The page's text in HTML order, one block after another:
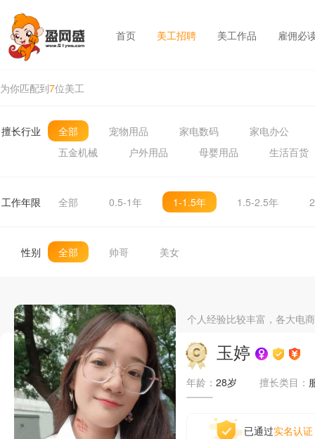
首页 美工招聘 美工作品 雇佣必
为你匹配到7位美工
擅长行业 全部 宠物用品 家电数码
家电办公
五金机械
户外用品 母婴用品 生活百货
工作年限 全部 0.5-1年 1-1.5年 1.5-2.5年
性别 全部 帅哥 美女
个人经验比较丰富，各大电
玉婷
年龄： 28岁 擅长类目：
已通过实名认证